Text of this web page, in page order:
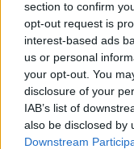
section to confirm
opt-out request is
interest-based ads
us or personal
your opt-out. You
disclosure of your
IAB’s list of
also be disclosed by
Downstream
Η Διευθύνουσα
Ελλάδας,
Νοημοσύνη
ισχυρός,
Με αυτή τη
κάνουμε σήμερα